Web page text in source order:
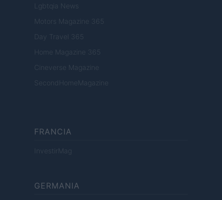
Lgbtqia News
Motors Magazine 365
Day Travel 365
Home Magazine 365
Cineverse Magazine
SecondHomeMagazine
FRANCIA
InvestirMag
GERMANIA